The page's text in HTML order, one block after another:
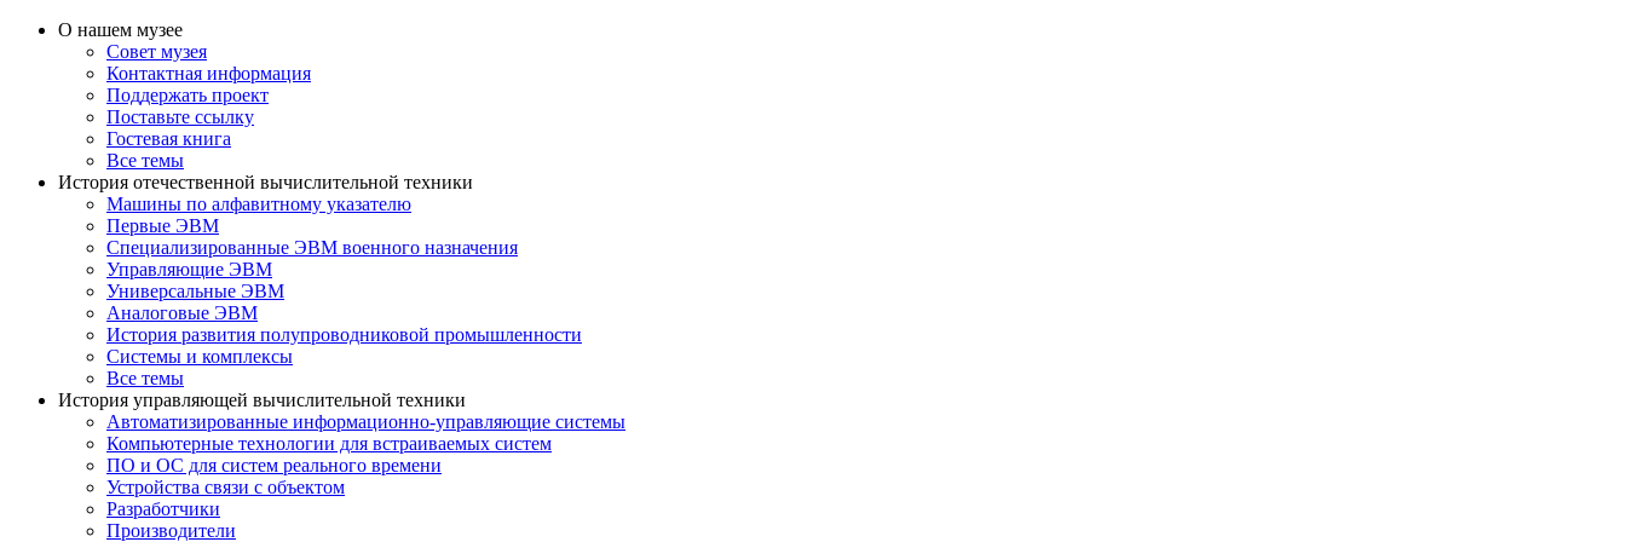
О нашем музее
Совет музея
Контактная информация
Поддержать проект
Поставьте ссылку
Гостевая книга
Все темы
История отечественной вычислительной техники
Машины по алфавитному указателю
Первые ЭВМ
Специализированные ЭВМ военного назначения
Управляющие ЭВМ
Универсальные ЭВМ
Аналоговые ЭВМ
История развития полупроводниковой промышленности
Системы и комплексы
Все темы
История управляющей вычислительной техники
Автоматизированные информационно-управляющие системы
Компьютерные технологии для встраиваемых систем
ПО и ОС для систем реального времени
Устройства связи с объектом
Разработчики
Производители